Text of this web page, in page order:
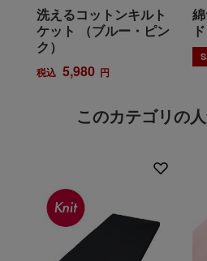
洗えるコットンキルト
ケット （ブルー・ピン
ク）
税込 5,980 円
ド
このカテゴリの